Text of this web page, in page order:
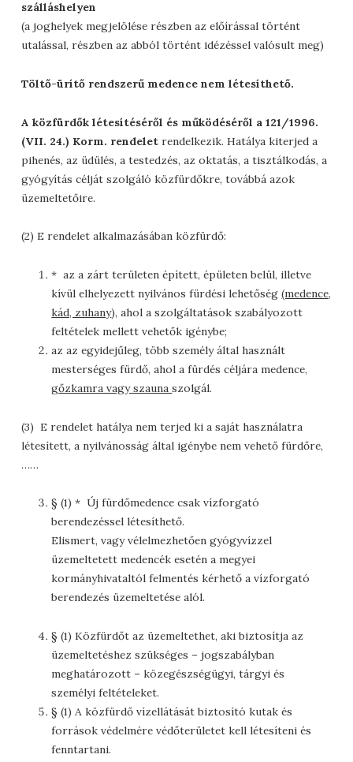
szálláshelyen
(a joghelyek megjelölése részben az előírással történt
utalással, részben az abból történt idézéssel valósult meg)
Töltő-ürítő rendszerű medence nem létesíthető.
A közfürdők létesítéséről és működéséről a 121/1996.
(VII. 24.) Korm. rendelet rendelkezik. Hatálya kiterjed a
pihenés, az üdülés, a testedzés, az oktatás, a tisztálkodás, a
gyógyítás célját szolgáló közfürdőkre, továbbá azok
üzemeltetőire.
(2) E rendelet alkalmazásában közfürdő:
* az a zárt területen épített, épületen belül, illetve
kívül elhelyezett nyilvános fürdési lehetőség(medence,
kád, zuhany), ahol a szolgáltatások szabályozott
feltételek mellett vehetők igénybe;
az az egyidejűleg, több személy által használt
mesterséges fürdő, ahol a fürdés céljára medence,
gőzkamra vagy szaunaszolgál.
(3) E rendelet hatálya nem terjed ki a saját használatra
létesített, a nyilvánosság által igénybe nem vehető fürdőre,
……
§ (1) * Új fürdőmedence csak vízforgató
berendezéssel létesíthető.
Elismert, vagy vélelmezhetően gyógyvízzel
üzemeltetett medencék esetén a megyei
kormányhivataltól felmentés kérhető a vízforgató
berendezés üzemeltetése alól.
§ (1) Közfürdőt az üzemeltethet, aki biztosítja az
üzemeltetéshez szükséges – jogszabályban
meghatározott – közegészségügyi, tárgyi és
személyi feltételeket.
§ (1) A közfürdő vízellátását biztosító kutak és
források védelmére védőterületet kell létesíteni és
fenntartani.